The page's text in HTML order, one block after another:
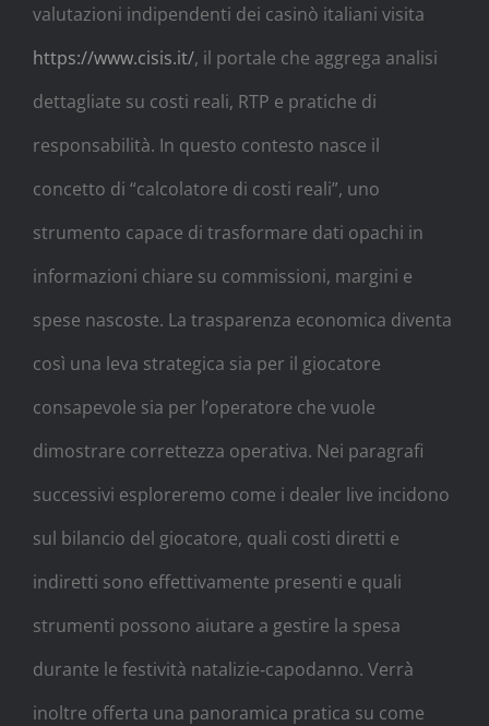
valutazioni indipendenti dei casinò italiani visita
https://www.cisis.it/, il portale che aggrega analisi
dettagliate su costi reali, RTP e pratiche di
responsabilità. In questo contesto nasce il
concetto di “calcolatore di costi reali”, uno
strumento capace di trasformare dati opachi in
informazioni chiare su commissioni, margini e
spese nascoste. La trasparenza economica diventa
così una leva strategica sia per il giocatore
consapevole sia per l’operatore che vuole
dimostrare correttezza operativa. Nei paragrafi
successivi esploreremo come i dealer live incidono
sul bilancio del giocatore, quali costi diretti e
indiretti sono effettivamente presenti e quali
strumenti possono aiutare a gestire la spesa
durante le festività natalizie‑capodanno. Verrà
inoltre offerta una panoramica pratica su come